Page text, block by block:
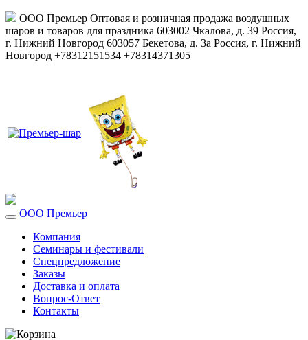
ООО Премьер Оптовая и розничная продажа воздушных
шаров и товаров для праздника 603002 Чкалова, д. 39 Россия,
г. Нижний Новгород 603057 Бекетова, д. 3а Россия, г. Нижний
Новгород +78312151534 +78314371305
ООО Премьер
Компания
Семинары и фестивали
Спецпредложение
Заказы
Доставка и оплата
Вопрос-Ответ
Контакты